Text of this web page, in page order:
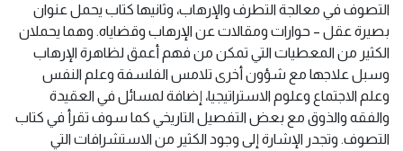
التصوف في معالجة التطرف والإرهاب، وثانيها كتاب يحمل عنوان
بصيرة عقل – حوارات ومقالات عن الإرهاب وقضاياه. وهما يحملان
الكثير من المعطيات التي تمكن من فهم أعمق لظاهرة الإرهاب
وسبل علاجها مع شؤون أخرى تلامس الفلسفة وعلم النفس
وعلم الاجتماع وعلوم الاستراتيجيا، إضافة لمسائل في العقيدة
والفقه والذوق مع بعض التفصيل التاريخي كما سوف تقرأ في كتاب
التصوف. وتجدر الإشارة إلى وجود الكثير من الاستشرافات التي